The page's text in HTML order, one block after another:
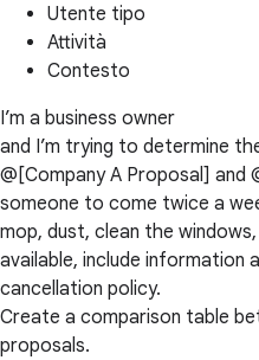
Utente tipo
Attività
Contesto
I’m a business owner
and I’m trying to determine
@[Company A Proposal] and
someone to come twice a
mop, dust, clean the
available, include information
cancellation policy.
Create a comparison table
proposals.